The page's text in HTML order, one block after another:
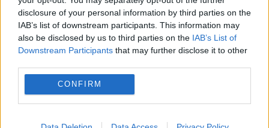
disclosure of your personal information by third parties on the
IAB’s list of downstream participants. This information may
also be disclosed by us to third parties on the IAB’s List of
Downstream Participants that may further disclose it to other
CONFIRM